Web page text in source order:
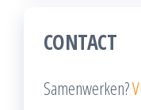
CONTACT
Samenwerken?